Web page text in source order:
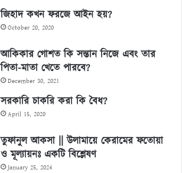
জিহাদ কখন ফরজে আইন হয়?
October 20, 2020
আকিকার গোশত কি সন্তান নিজে এবং তার
পিতা-মাতা খেতে পারবে?
December 30, 2021
সরকারি চাকরি করা কি বৈধ?
April 15, 2020
তুফানুল আকসা || উলামায়ে কেরামের ফতোয়া
ও মূল্যায়নঃ একটি বিশ্লেষণ
January 25, 2024